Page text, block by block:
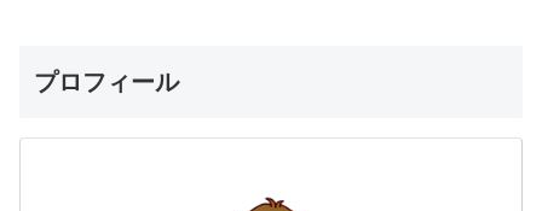
プロフィール